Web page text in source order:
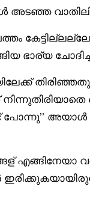
അടഞ്ഞ
ഭാര്യ
പോന്നു’’
എങ്ങിനേയാ